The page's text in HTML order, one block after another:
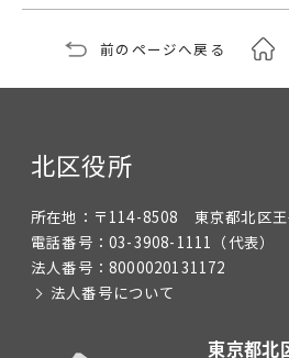
前のページへ戻る
北区役所
所在地： 〒114-8508 東京都北区
電話番号： 03-3908-1111 （代表）
法人番号： 8000020131172
法人番号について